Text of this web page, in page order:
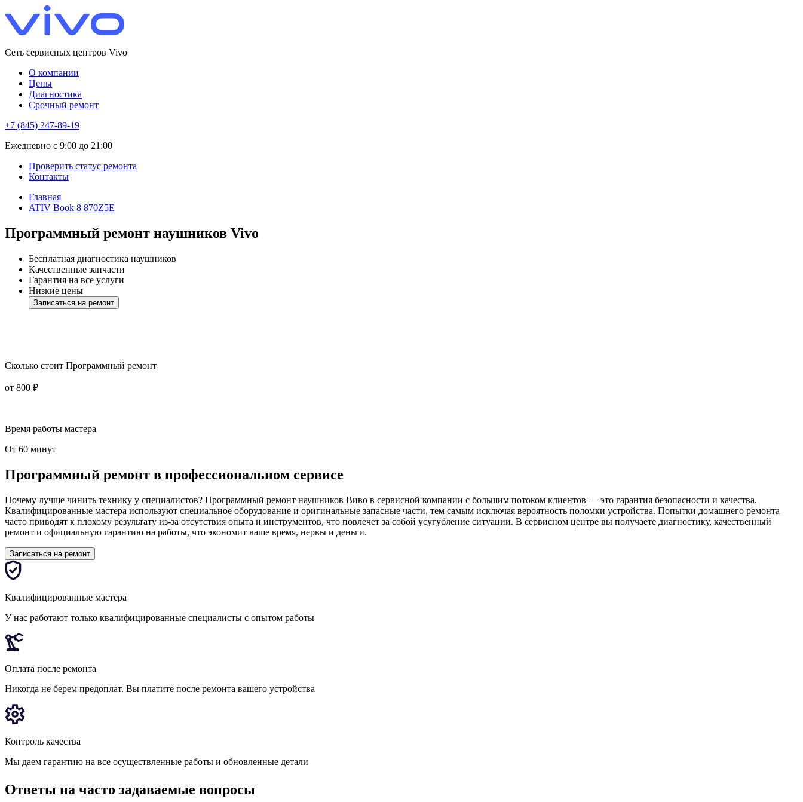
Сеть сервисных центров Vivo
О компании
Цены
Диагностика
Срочный ремонт
+7 (845) 247-89-19
Eжедневно с 9:00 до 21:00
Проверить статус ремонта
Контакты
Главная
ATIV Book 8 870Z5E
Программный ремонт наушников Vivo
Бесплатная диагностика наушников
Качественные запчасти
Гарантия на все услуги
Низкие цены
Записаться на ремонт
Сколько стоит Программный ремонт
от 800 ₽
Время работы мастера
От 60 минут
Программный ремонт в профессиональном сервисе
Почему лучше чинить технику у специалистов? Программный ремонт наушников Виво в сервисной компании с большим потоком клиентов — это гарантия безопасности и качества.
Квалифицированные мастера используют специальное оборудование и оригинальные запасные части, тем самым исключая вероятность поломки устройства. Попытки домашнего ремонта
часто приводят к плохому результату из-за отсутствия опыта и инструментов, что повлечет за собой усугубление ситуации. В сервисном центре вы получаете диагностику, качественный
ремонт и официальную гарантию на работы, что экономит ваше время, нервы и деньги.
Записаться на ремонт
Квалифицированные мастера
У нас работают только квалифицированные специалисты с опытом работы
Оплата после ремонта
Никогда не берем предоплат. Вы платите после ремонта вашего устройства
Контроль качества
Мы даем гарантию на все осуществленные работы и обновленные детали
Ответы на часто задаваемые вопросы